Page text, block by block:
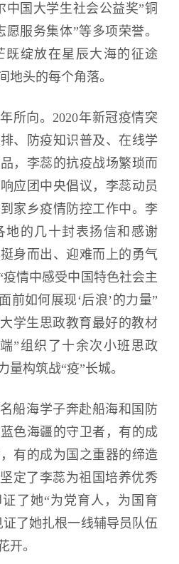
中国大学生社会公益奖”铜
服务集体”等多项荣誉。
既绽放在星辰大海的征途
地头的每个角落。
所向。2020年新冠疫情突
、防疫知识普及、在线学
，李蕊的抗疫战场繁琐而
应团中央倡议，李蕊动员
家乡疫情防控工作中。李
地的几十封表扬信和感谢
身而出、迎难而上的勇气
情中感受中国特色社会主
前如何展现‘后浪’的力量”
学生思政教育最好的教材
”组织了十余次小班思政
构筑战“疫”长城。
船海学子奔赴船海和国防
色海疆的守卫者，有的成
有的成为国之重器的缔造
定了李蕊为祖国培养优秀
了她“为党育人，为国育
了她扎根一线辅导员队伍
开。